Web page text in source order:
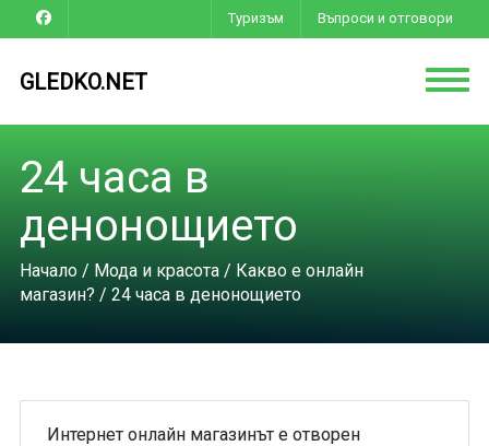
Туризъм Въпроси и отговори
GLEDKO.NET
24 часа в
денонощието
Начало/ Мода и красота/ Какво е онлайн
магазин? / 24 часа в денонощието
Интернет онлайн магазинът е отворен